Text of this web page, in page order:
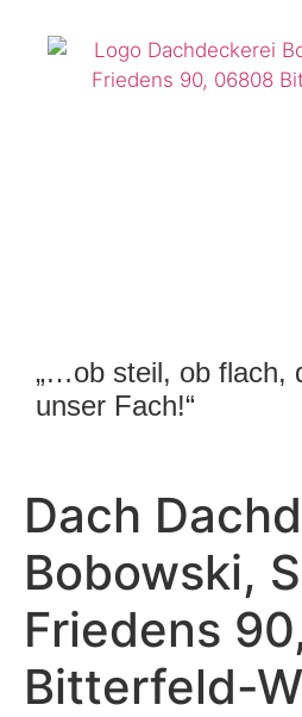
„…ob steil, ob flach,
unser Fach!“
Dach
Bobowski,
Friedens
Bitterfeld-